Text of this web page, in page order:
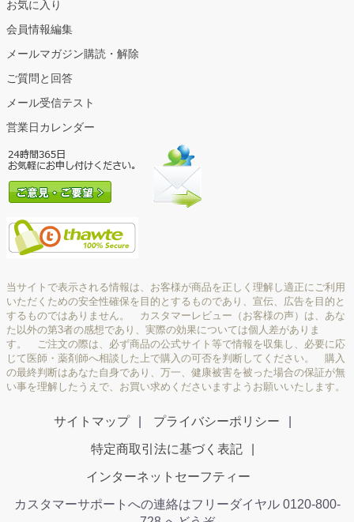
お気に入り
会員情報編集
メールマガジン購読・解除
ご質問と回答
メール受信テスト
営業日カレンダー
当サイトで表示される情報は、お客様が商品を正しく理解し適正にご利用
いただくための安全性確保を目的とするものであり、宣伝、広告を目的と
するものではありません。 カスタマーレビュー（お客様の声）は、あな
た以外の第3者の感想であり、実際の効果については個人差がありま
す。 ご注文の際は、必ず商品の公式サイト等で情報を収集し、必要に応
じて医師・薬剤師へ相談した上で購入の可否を判断してください。 購入
の最終判断はあなた自身であり、万一、健康被害を被った場合の保証が無
い事を理解したうえで、お買い求めくださいますようお願いいたします。
サイトマップ プライバシーポリシー
特定商取引法に基づく表記
インターネットセーフティー
カスタマーサポートへの連絡はフリーダイヤル 0120-800-